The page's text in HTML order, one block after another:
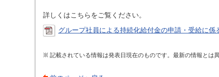
詳しくはこちらをご覧ください。
グループ社員による持続化給付金の申請・受給に係
記載されている情報は発表日現在のものです。最新の情報とは